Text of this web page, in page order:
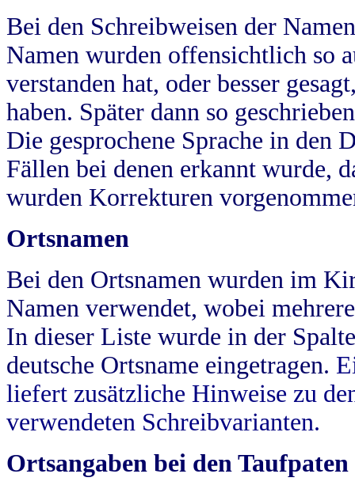
Bei den Schreibweisen der
Namen wurden offensichtlich so
verstanden hat, oder besser
haben. Später dann so
Die gesprochene Sprache in
Fällen bei denen erkannt wurde,
wurden Korrekturen
Ortsnamen
Bei den Ortsnamen wurden im
Namen verwendet, wobei
In dieser Liste wurde in der
deutsche Ortsname eingetragen.
liefert zusätzliche Hinweise zu
verwendeten Schreibvarianten.
Ortsangaben bei den Taufpaten